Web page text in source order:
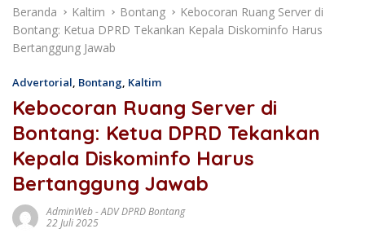
Beranda Kaltim Bontang
Kebocoran Ruang Server di
Bontang: Ketua DPRD Tekankan Kepala Diskominfo Harus
Bertanggung Jawab
Advertorial, Bontang, Kaltim
Kebocoran Ruang Server di
Bontang: Ketua DPRD Tekankan
Kepala Diskominfo Harus
Bertanggung Jawab
AdminWeb-ADV DPRD Bontang
22 Juli 2025